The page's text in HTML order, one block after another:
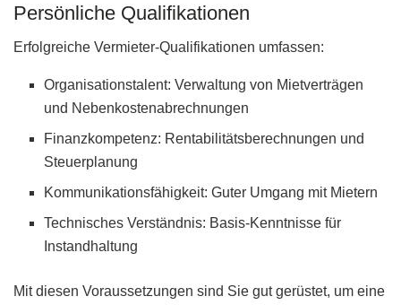
Persönliche Qualifikationen
Erfolgreiche Vermieter-Qualifikationen umfassen:
Organisationstalent: Verwaltung von Mietverträgen
und Nebenkostenabrechnungen
Finanzkompetenz: Rentabilitätsberechnungen und
Steuerplanung
Kommunikationsfähigkeit: Guter Umgang mit Mietern
Technisches Verständnis: Basis-Kenntnisse für
Instandhaltung
Mit diesen Voraussetzungen sind Sie gut gerüstet, um eine